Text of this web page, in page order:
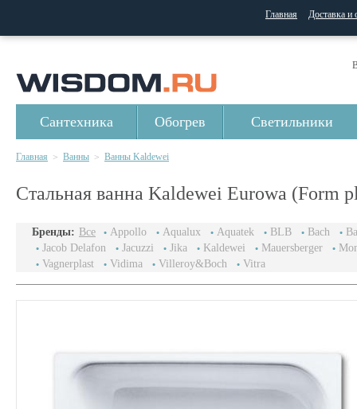
Главная Доставка и
Сантехника Обогрев Светильники
Главная > Ванны > Ванны Kaldewei
Стальная ванна Kaldewei Eurowa (Form
Бренды: Все Appollo Aqualux Aquatek BLB Bach
Jacob Delafon
Jacuzzi Jika Kaldewei Mauersberger
Vagnerplast
Vidima Villeroy&Boch Vitra